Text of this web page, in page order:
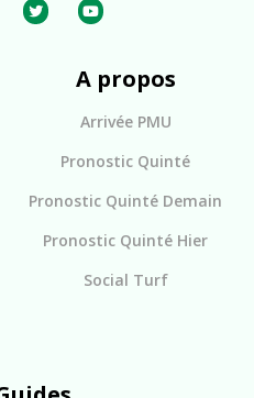
A propos
Arrivée PMU
Pronostic Quinté
Pronostic Quinté Demain
Pronostic Quinté Hier
Social Turf